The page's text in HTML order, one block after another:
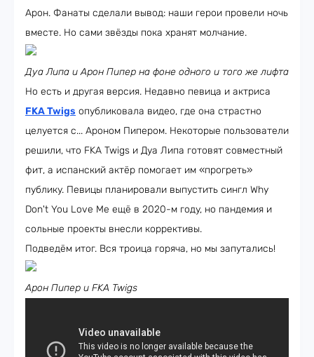
Арон. Фанаты сделали вывод: наши герои провели ночь
вместе. Но сами звёзды пока хранят молчание.
Дуа Липа и Арон Пипер на фоне одного и того же лифта
Но есть и другая версия. Недавно певица и актриса
FKA Twigs опубликовала видео, где она страстно
целуется с... Ароном Пипером. Некоторые пользователи
решили, что FKA Twigs и Дуа Липа готовят совместный
фит, а испанский актёр помогает им «прогреть»
публику. Певицы планировали выпустить сингл Why
Don't You Love Me ещё в 2020-м году, но пандемия и
сольные проекты внесли коррективы.
Подведём итог. Вся троица горяча, но мы запутались!
Арон Пипер и FKA Twigs